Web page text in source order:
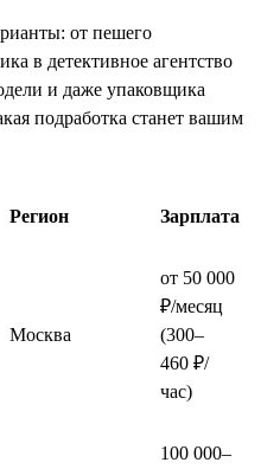
от пешего
в детективное агентство
и даже упаковщика
подработка станет вашим
Регион Зарплата
Москва
от 50 000
₽/месяц
(300–
460 ₽/
час)
100 000–